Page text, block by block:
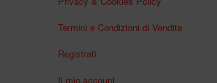
Termini e Condizioni di Vendita
Registrati
Il mio account